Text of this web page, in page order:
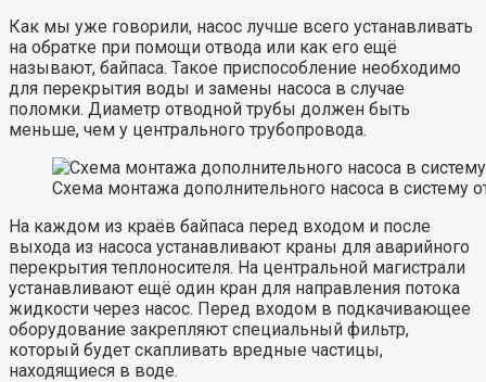
Как мы уже говорили, насос лучше всего устанавливать
на обратке при помощи отвода или как его ещё
называют, байпаса. Такое приспособление необходимо
для перекрытия воды и замены насоса в случае
поломки. Диаметр отводной трубы должен быть
меньше, чем у центрального трубопровода.
Схема монтажа дополнительного насоса в систему
На каждом из краёв байпаса перед входом и после
выхода из насоса устанавливают краны для аварийного
перекрытия теплоносителя. На центральной магистрали
устанавливают ещё один кран для направления потока
жидкости через насос. Перед входом в подкачивающее
оборудование закрепляют специальный фильтр,
который будет скапливать вредные частицы,
находящиеся в воде.